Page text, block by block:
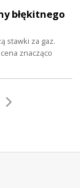
błękitnego
stawki za gaz.
znacząco